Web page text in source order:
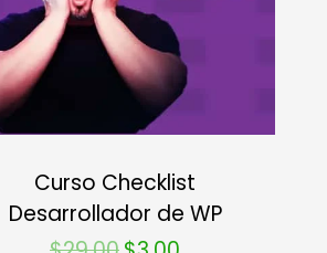
Curso Checklist
Desarrollador de WP